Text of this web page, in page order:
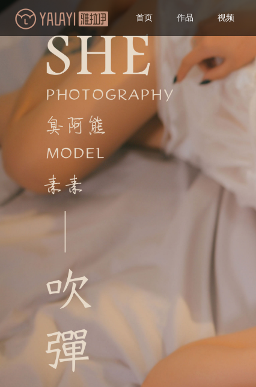
首页 作品 视频